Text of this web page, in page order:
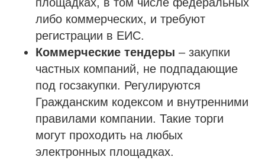
либо коммерческих, и требуют
регистрации в ЕИС.
Коммерческие тендеры – закупки
частных компаний, не подпадающие
под госзакупки. Регулируются
Гражданским кодексом и внутренними
правилами компании. Такие торги
могут проходить на любых
электронных площадках.